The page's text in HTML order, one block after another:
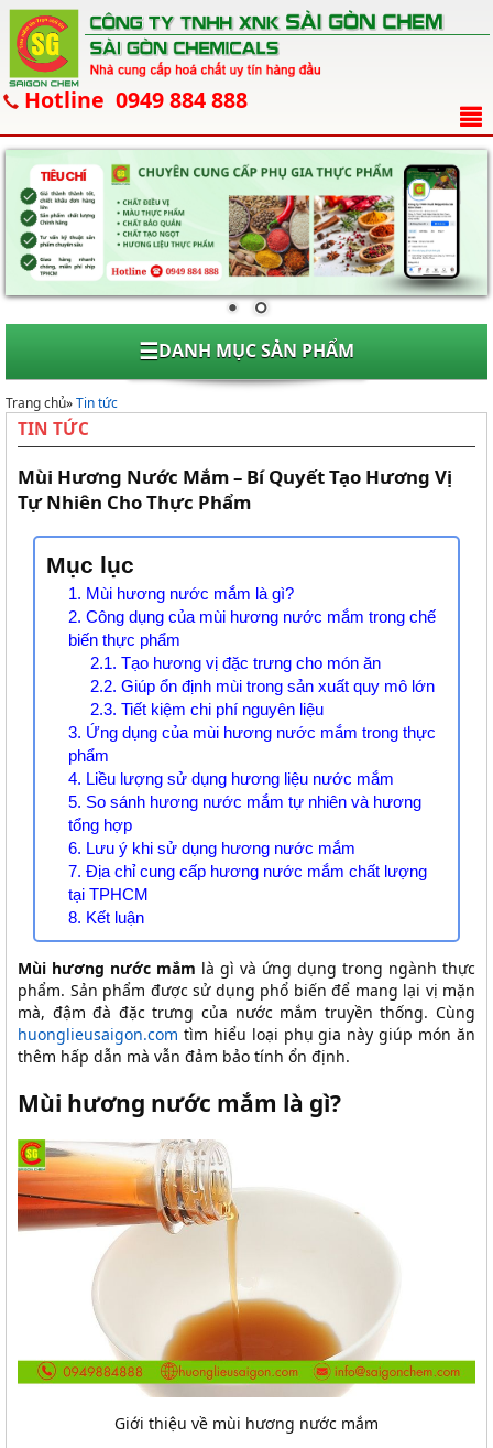
Hotline 0949 884 888
☰DANH MỤC SẢN PHẨM
Trang chủ»Tin tức
TIN TỨC
Mùi Hương Nước Mắm – Bí Quyết Tạo Hương Vị
Tự Nhiên Cho Thực Phẩm
Mục lục
1. Mùi hương nước mắm là gì?
2. Công dụng của mùi hương nước mắm trong chế
biến thực phẩm
2.1. Tạo hương vị đặc trưng cho món ăn
2.2. Giúp ổn định mùi trong sản xuất quy mô lớn
2.3. Tiết kiệm chi phí nguyên liệu
3. Ứng dụng của mùi hương nước mắm trong thực
phẩm
4. Liều lượng sử dụng hương liệu nước mắm
5. So sánh hương nước mắm tự nhiên và hương
tổng hợp
6. Lưu ý khi sử dụng hương nước mắm
7. Địa chỉ cung cấp hương nước mắm chất lượng
tại TPHCM
8. Kết luận
Mùi hương nước mắm là gì và ứng dụng trong ngành thực
phẩm. Sản phẩm được sử dụng phổ biến để mang lại vị mặn
mà, đậm đà đặc trưng của nước mắm truyền thống. Cùng
huonglieusaigon.com tìm hiểu loại phụ gia này giúp món ăn
thêm hấp dẫn mà vẫn đảm bảo tính ổn định.
Mùi hương nước mắm là gì?
Giới thiệu về mùi hương nước mắm